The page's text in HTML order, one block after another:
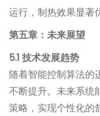
运行，制热效果显著
第五章：未来展望
5.1 技术发展趋势
随着智能控制算法的
不断提升。未来系统
策略，实现个性化的